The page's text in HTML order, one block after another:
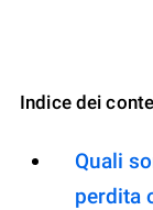
Indice dei
Quali
perdita